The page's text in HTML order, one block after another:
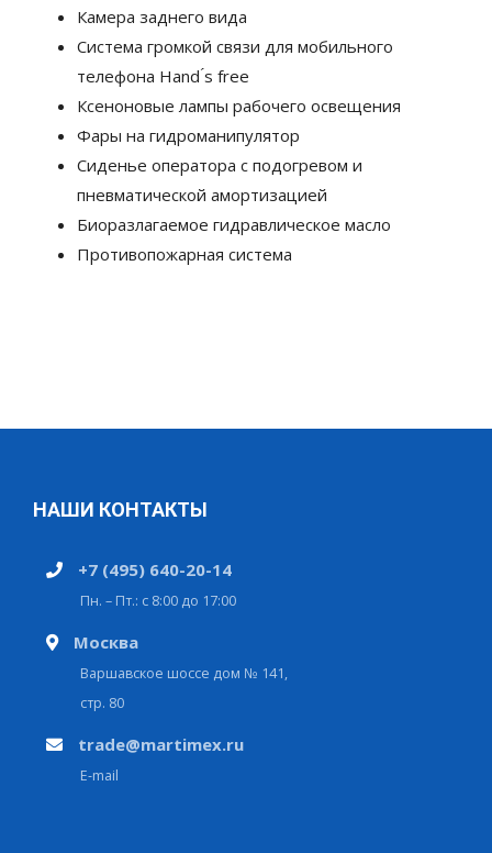
Камера заднего вида
Система громкой связи для мобильного
телефона Hand ́s free
Ксеноновые лампы рабочего освещения
Фары на гидроманипулятор
Сиденье оператора с подогревом и
пневматической амортизацией
Биоразлагаемое гидравлическое масло
Противопожарная система
НАШИ КОНТАКТЫ
+7 (495) 640-20-14
Пн. – Пт.: с 8:00 до 17:00
Москва
Варшавское шоссе дом № 141,
стр. 80
trade@martimex.ru
E-mail